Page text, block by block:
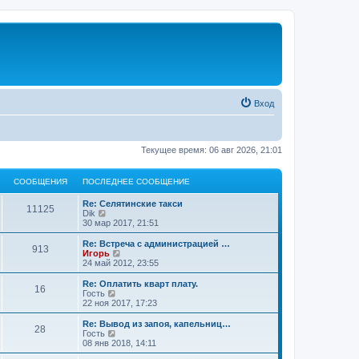
Вход
Текущее время: 06 авг 2026, 21:01
СООБЩЕНИЯ ПОСЛЕДНЕЕ СООБЩЕНИЕ
11125
Re: Селятинские такси
Dik
е
р
е
т
п
о
с
е
д
н
е
30 мар 2017, 21:51
913
Re: Встреча с администрацией …
Игорь
е
р
е
т
п
о
с
24 май 2012, 23:55
16
Re: Оплатить кварт плату.
Гость
е
р
е
т
22 ноя 2017, 17:23
28
Re: Вывод из запоя, капельниц…
Гость
е
р
08 янв 2018, 14:11